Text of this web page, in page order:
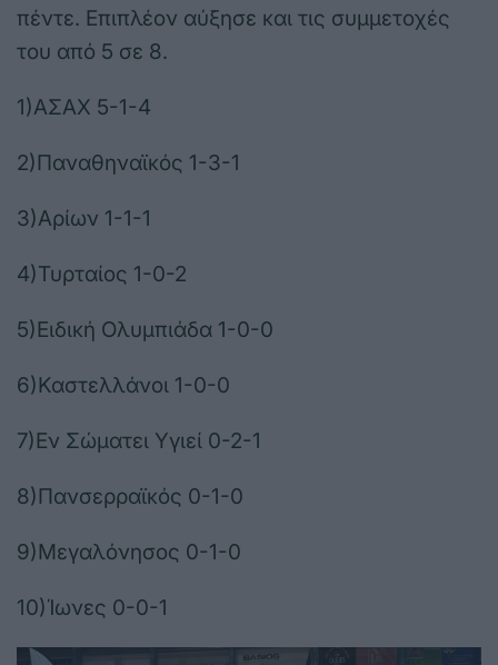
πέντε. Επιπλέον αύξησε και τις συμμετοχές
του από 5 σε 8.
1)ΑΣΑΧ 5-1-4
2)Παναθηναϊκός 1-3-1
3)Αρίων 1-1-1
4)Τυρταίος 1-0-2
5)Ειδική Ολυμπιάδα 1-0-0
6)Καστελλάνοι 1-0-0
7)Εν Σώματει Υγιεί 0-2-1
8)Πανσερραϊκός 0-1-0
9)Μεγαλόνησος 0-1-0
10)Ίωνες 0-0-1